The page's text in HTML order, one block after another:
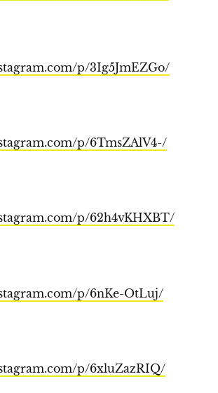
p/3Ig5JmEZGo/
p/6TmsZAlV4-/
p/62h4vKHXBT/
p/6nKe-OtLuj/
p/6xluZazRIQ/